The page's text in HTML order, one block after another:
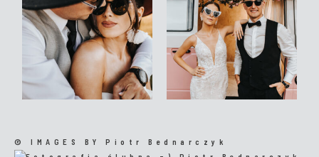
© IMAGES BY Piotr Bednarczyk